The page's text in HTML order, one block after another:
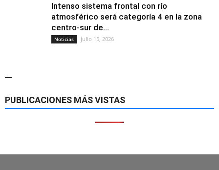
Intenso sistema frontal con río
atmosférico será categoría 4 en la zona
centro-sur de...
Noticias julio 15, 2026
—
PUBLICACIONES MÁS VISTAS